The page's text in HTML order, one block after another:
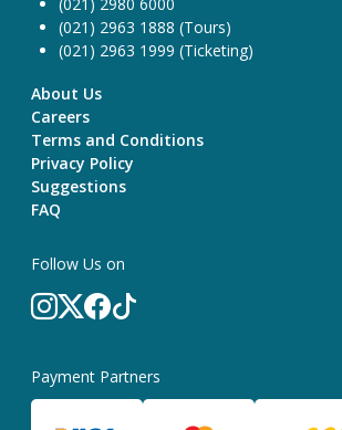
(021) 2963 1888 (Tours)
(021) 2963 1999 (Ticketing)
About Us
Careers
Terms and Conditions
Privacy Policy
Suggestions
FAQ
Follow Us on
Payment Partners